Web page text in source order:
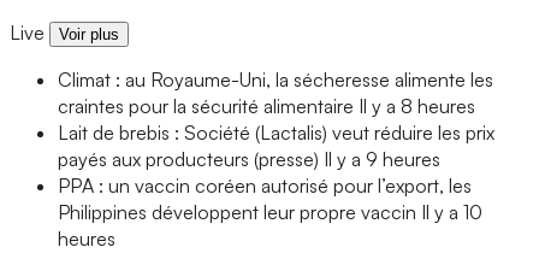
Live Voir plus
Climat : au Royaume-Uni, la sécheresse alimente les
craintes pour la sécurité alimentaire Il y a 8 heures
Lait de brebis : Société (Lactalis) veut réduire les prix
payés aux producteurs (presse) Il y a 9 heures
PPA : un vaccin coréen autorisé pour l’export, les
Philippines développent leur propre vaccin Il y a 10
heures